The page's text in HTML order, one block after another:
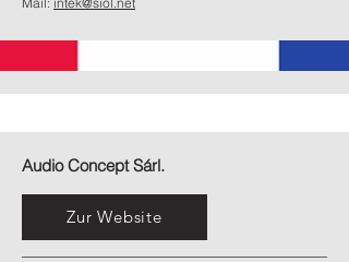
Audio Concept Sárl.
Zur Website